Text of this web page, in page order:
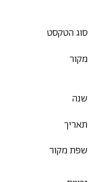
סוג הטקסט
מקור
שנה
תאריך
שפת מקור